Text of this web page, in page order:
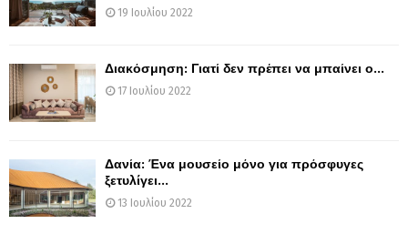
19 Ιουλίου 2022
Διακόσμηση: Γιατί δεν πρέπει να μπαίνει ο...
17 Ιουλίου 2022
Δανία: Ένα μουσείο μόνο για πρόσφυγες
ξετυλίγει...
13 Ιουλίου 2022